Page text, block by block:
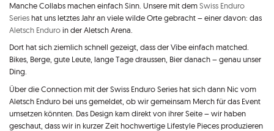
Manche Collabs machen einfach Sinn. Unsere mit demSwiss Enduro
Serieshat uns letztes Jahr an viele wilde Orte gebracht – einer davon: das
Aletsch Enduroin der Aletsch Arena.
Dort hat sich ziemlich schnell gezeigt, dass der Vibe einfach matched.
Bikes, Berge, gute Leute, lange Tage draussen, Bier danach – genau unser
Ding.
Über die Connection mit der Swiss Enduro Series hat sich dann Nic vom
Aletsch Enduro bei uns gemeldet, ob wir gemeinsam Merch für das Event
umsetzen könnten. Das Design kam direkt von ihrer Seite – wir haben
geschaut, dass wir in kurzer Zeit hochwertige Lifestyle Pieces produzieren